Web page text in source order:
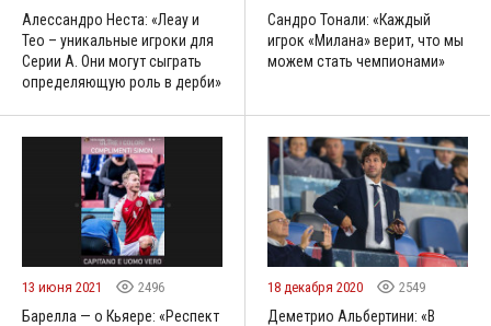
Алессандро Неста: «Леау и
Тео – уникальные игроки для
Серии А. Они могут сыграть
определяющую роль в дерби»
Сандро Тонали: «Каждый
игрок «Милана» верит, что мы
можем стать чемпионами»
13 июня 2021 2496
Барелла — о Кьяере: «Респект
18 декабря 2020 2549
Деметрио Альбертини: «В